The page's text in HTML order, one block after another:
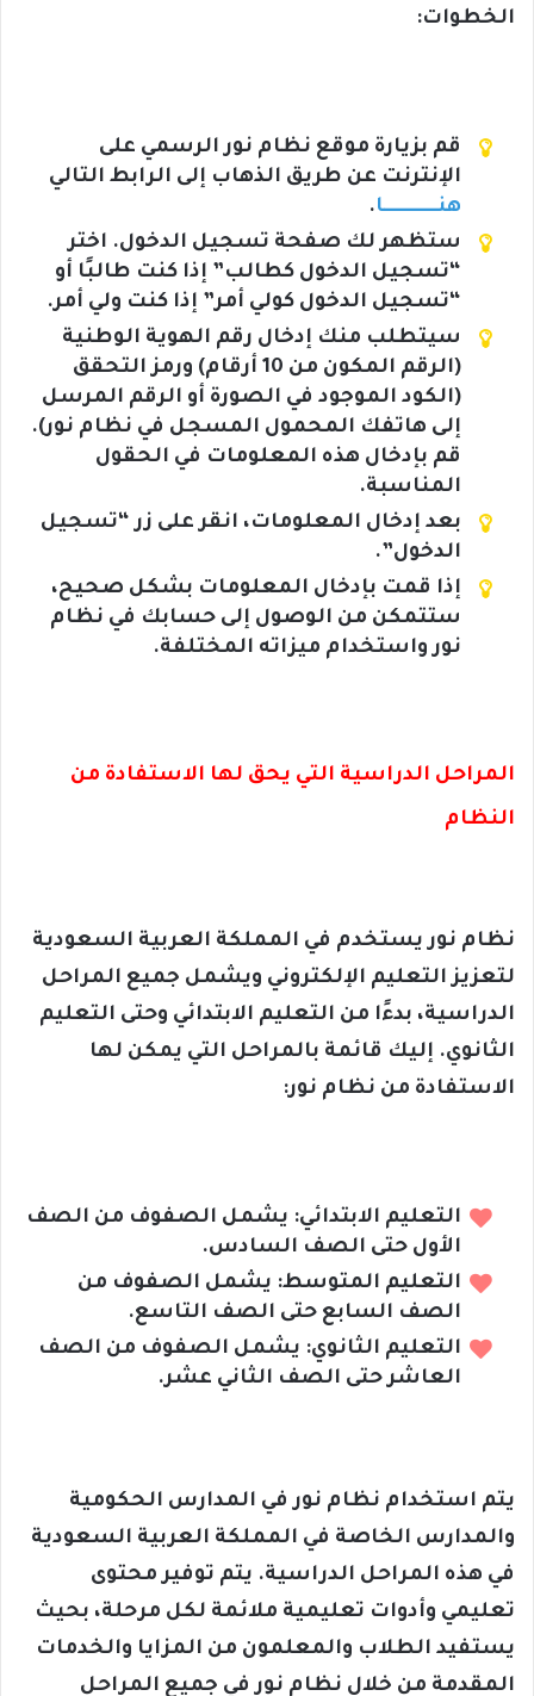
الخطوات:
قم بزيارة موقع نظام نور الرسمي على
الإنترنت عن طريق الذهاب إلى الرابط التالي
هنـــــــــــــــا.
ستظهر لك صفحة تسجيل الدخول. اختر
“تسجيل الدخول كطالب” إذا كنت طالبًا أو
“تسجيل الدخول كولي أمر” إذا كنت ولي أمر.
سيتطلب منك إدخال رقم الهوية الوطنية
(الرقم المكون من 10 أرقام) ورمز التحقق
(الكود الموجود في الصورة أو الرقم المرسل
إلى هاتفك المحمول المسجل في نظام نور).
قم بإدخال هذه المعلومات في الحقول
المناسبة.
بعد إدخال المعلومات، انقر على زر “تسجيل
الدخول”.
إذا قمت بإدخال المعلومات بشكل صحيح،
ستتمكن من الوصول إلى حسابك في نظام
نور واستخدام ميزاته المختلفة.
المراحل الدراسية التي يحق لها الاستفادة من
النظام
نظام نور يستخدم في المملكة العربية السعودية
لتعزيز التعليم الإلكتروني ويشمل جميع المراحل
الدراسية، بدءًا من التعليم الابتدائي وحتى التعليم
الثانوي. إليك قائمة بالمراحل التي يمكن لها
الاستفادة من نظام نور:
التعليم الابتدائي: يشمل الصفوف من الصف
الأول حتى الصف السادس.
التعليم المتوسط: يشمل الصفوف من
الصف السابع حتى الصف التاسع.
التعليم الثانوي: يشمل الصفوف من الصف
العاشر حتى الصف الثاني عشر.
يتم استخدام نظام نور في المدارس الحكومية
والمدارس الخاصة في المملكة العربية السعودية
في هذه المراحل الدراسية. يتم توفير محتوى
تعليمي وأدوات تعليمية ملائمة لكل مرحلة، بحيث
يستفيد الطلاب والمعلمون من المزايا والخدمات
المقدمة من خلال نظام نور في جميع المراحل